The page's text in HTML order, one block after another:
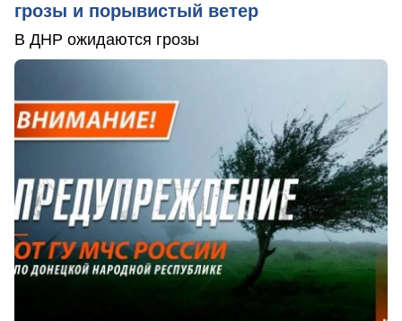
грозы и порывистый ветер
В ДНР ожидаются грозы